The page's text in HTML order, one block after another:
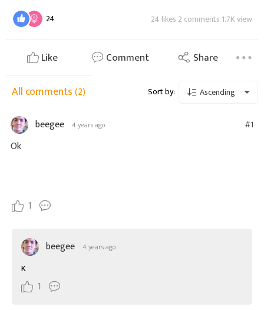
24 24 likes 2 comments 1.7K view
Like Comment Share
All comments(2) Sort by: Ascending
beegee 4 years ago #1
Ok
1
beegee 4 years ago
K
1